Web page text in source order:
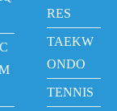
RES
TAEKW
ONDO
TENNIS